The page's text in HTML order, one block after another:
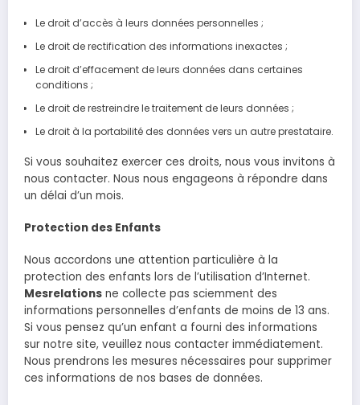
Le droit d’accès à leurs données personnelles ;
Le droit de rectification des informations inexactes ;
Le droit d’effacement de leurs données dans certaines
conditions ;
Le droit de restreindre le traitement de leurs données ;
Le droit à la portabilité des données vers un autre prestataire.
Si vous souhaitez exercer ces droits, nous vous invitons à
nous contacter. Nous nous engageons à répondre dans
un délai d’un mois.
Protection des Enfants
Nous accordons une attention particulière à la
protection des enfants lors de l’utilisation d’Internet.
Mesrelations ne collecte pas sciemment des
informations personnelles d’enfants de moins de 13 ans.
Si vous pensez qu’un enfant a fourni des informations
sur notre site, veuillez nous contacter immédiatement.
Nous prendrons les mesures nécessaires pour supprimer
ces informations de nos bases de données.